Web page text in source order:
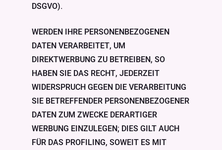
DSGVO).
WERDEN IHRE PERSONENBEZOGENEN
DATEN VERARBEITET, UM
DIREKTWERBUNG ZU BETREIBEN, SO
HABEN SIE DAS RECHT, JEDERZEIT
WIDERSPRUCH GEGEN DIE VERARBEITUNG
SIE BETREFFENDER PERSONENBEZOGENER
DATEN ZUM ZWECKE DERARTIGER
WERBUNG EINZULEGEN; DIES GILT AUCH
FÜR DAS PROFILING, SOWEIT ES MIT